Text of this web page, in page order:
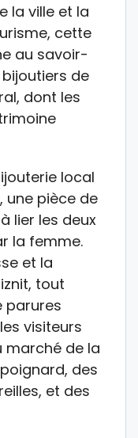
la ville et la
cette
au savoir-
de
dont les
local
une pièce de
lier les deux
la femme.
et la
tout
parures
visiteurs
marché de la
des
et des